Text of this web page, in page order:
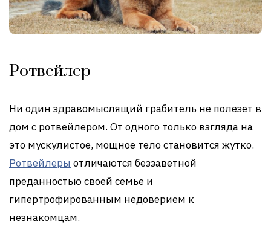
Ротвейлер
Ни один здравомыслящий грабитель не полезет в
дом с ротвейлером. От одного только взгляда на
это мускулистое, мощное тело становится жутко.
Ротвейлеры отличаются беззаветной
преданностью своей семье и
гипертрофированным недоверием к
незнакомцам.